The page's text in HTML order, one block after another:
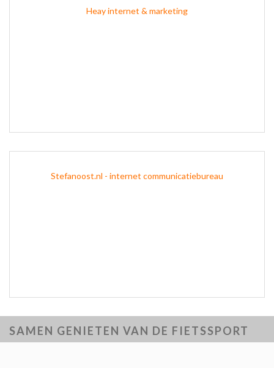
Heay internet & marketing
Stefanoost.nl - internet communicatiebureau
SAMEN GENIETEN VAN DE FIETSSPORT